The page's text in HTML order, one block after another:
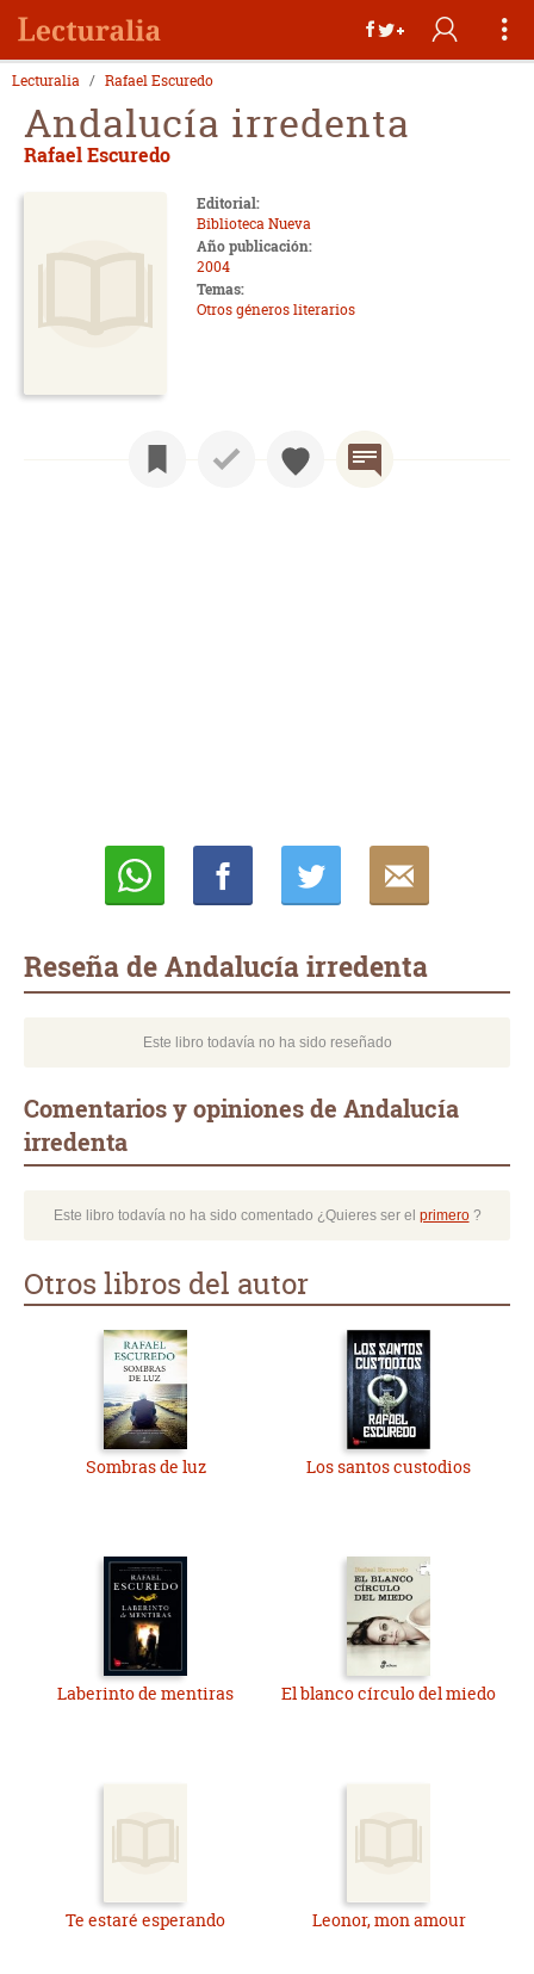
Lecturalia Rafael Escuredo
Andalucía irredenta
Rafael Escuredo
Editorial:
Biblioteca Nueva
Año publicación:
2004
Temas:
Otros géneros literarios
Reseña de Andalucía irredenta
Este libro todavía no ha sido reseñado
Comentarios y opiniones de Andalucía
irredenta
Este libro todavía no ha sido comentado ¿Quieres ser el primero?
Otros libros del autor
Sombras de luz Los santos custodios
Laberinto de mentiras El blanco círculo del miedo
Te estaré esperando Leonor, mon amour